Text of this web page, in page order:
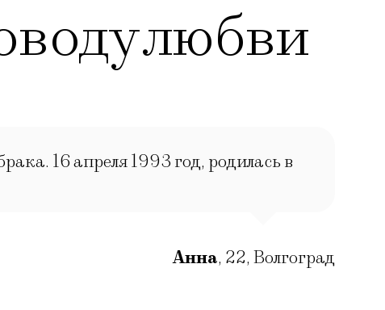
любви
16 апреля 1993 год, родилась в
Анна, 22, Волгоград